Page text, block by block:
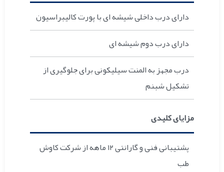
دارای درب داخلی شیشه ای با پورت کالیبراسیون
دارای درب دوم شیشه ای
درب مجهز به المنت سیلیکونی برای جلوگیری از
تشکیل شبنم
مزایای کلیدی
پشتیبانی فنی و گارانتی ۱۲ ماهه از شرکت کاوش
طب